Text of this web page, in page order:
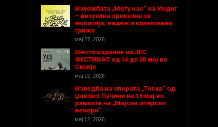
Изложбата „Меѓу нас“ на Индог
– визуелна приказна за
емпатија, надеж и колективна
грижа
мај 27, 2026
Шесто издание на ЈЕС
ФЕСТИВАЛ од 14 до 20 мај во
Скопје
мај 12, 2026
Изведба на операта „Тоска“ од
Џакомо Пучини на 16 мај во
рамките на „Мајски оперски
вечери“
мај 12, 2026